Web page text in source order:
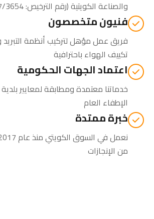
والصناعة الكويتية(رقم الترخيص: 2017/3654)
فنيون متخصصون
فريق عمل مؤهل لتركيب أنظمة التبريد
تكييف الهواء باحترافية
اعتماد الجهات الحكومية
خدماتنا معتمدة ومطابقة لمعايير
الإطفاء العام
خبرة ممتدة
من الإنجازات